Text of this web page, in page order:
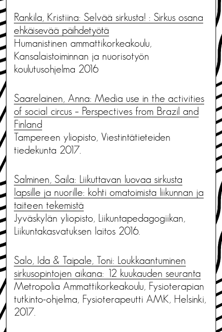
Rankila, Kristiina: Selvää sirkusta! : Sirkus osana
ehkäisevää päihdetyötä
Humanistinen ammattikorkeakoulu,
Kansalaistoiminnan ja nuorisotyön
koulutusohjelma 2016
Saarelainen, Anna: Media use in the activities
of social circus – Perspectives from Brazil and
Finland
Tampereen yliopisto, Viestintätieteiden
tiedekunta 2017.
Salminen, Saila: Liikuttavan luovaa sirkusta
lapsille ja nuorille: kohti omatoimista liikunnan ja
taiteen tekemistä
Jyväskylän yliopisto, Liikuntapedagogiikan,
Liikuntakasvatuksen laitos 2016.
Salo, Ida & Taipale, Toni: Loukkaantuminen
sirkusopintojen aikana: 12 kuukauden seuranta
Metropolia Ammattikorkeakoulu, Fysioterapian
tutkinto-ohjelma, Fysioterapeutti AMK, Helsinki,
2017.